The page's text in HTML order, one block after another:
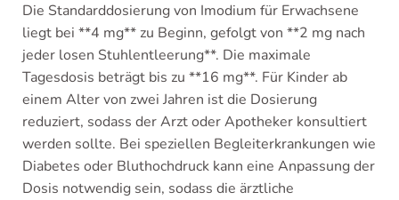
Die Standarddosierung von Imodium für Erwachsene
liegt bei **4 mg** zu Beginn, gefolgt von **2 mg nach
jeder losen Stuhlentleerung**. Die maximale
Tagesdosis beträgt bis zu **16 mg**. Für Kinder ab
einem Alter von zwei Jahren ist die Dosierung
reduziert, sodass der Arzt oder Apotheker konsultiert
werden sollte. Bei speziellen Begleiterkrankungen wie
Diabetes oder Bluthochdruck kann eine Anpassung der
Dosis notwendig sein, sodass die ärztliche